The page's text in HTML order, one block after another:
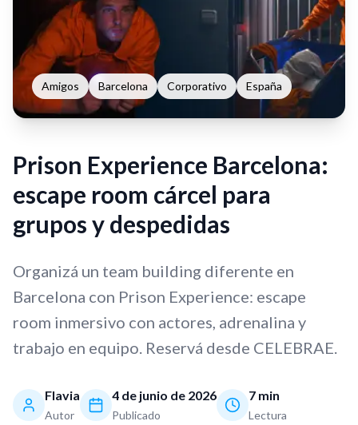
Amigos Barcelona Corporativo España
Prison Experience Barcelona:
escape room cárcel para
grupos y despedidas
Organizá un team building diferente en
Barcelona con Prison Experience: escape
room inmersivo con actores, adrenalina y
trabajo en equipo. Reservá desde CELEBRAE.
Flavia
Autor
4 de junio de 2026
Publicado
7 min
Lectura